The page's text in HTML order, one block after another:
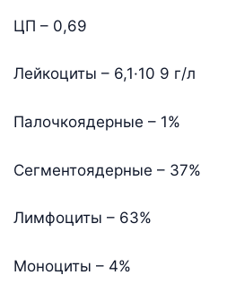
ЦП – 0,69
Лейкоциты – 6,1·10 9 г/л
Палочкоядерные – 1%
Сегментоядерные – 37%
Лимфоциты – 63%
Моноциты – 4%